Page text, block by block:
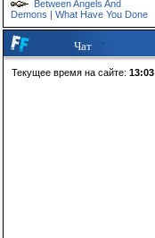
Between Angels And
Demons | What Have You Done
Чат
Текущее время на сайте: 13:03